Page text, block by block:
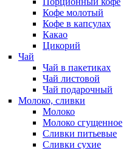
Кофе молотый
Кофе в капсулах
Какао
Цикорий
Чай
Чай в пакетиках
Чай листовой
Чай подарочный
Молоко, сливки
Молоко
Молоко сгущенное
Сливки питьевые
Сливки сухие